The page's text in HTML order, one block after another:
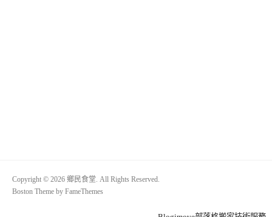
Copyright © 2026 鄉民食堂. All Rights Reserved.
Boston Theme by FameThemes